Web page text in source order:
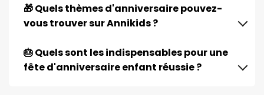
🎁 Quels thèmes d'anniversaire pouvez-
vous trouver sur Annikids ?
🎂 Quels sont les indispensables pour une
fête d'anniversaire enfant réussie ?